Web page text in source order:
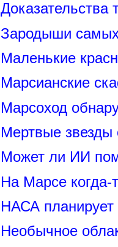
Доказательства
Зародыши самых
Маленькие
Марсианские
Марсоход
Мертвые звезды
Может ли ИИ
На Марсе когда-
НАСА
Необычное